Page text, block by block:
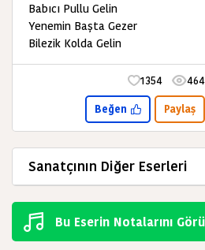
Babıcı Pullu Gelin
Yenemin Başta Gezer
Bilezik Kolda Gelin
1354
Beğen Paylaş
Sanatçının Diğer Eserleri
Bu Eserin Notalarını